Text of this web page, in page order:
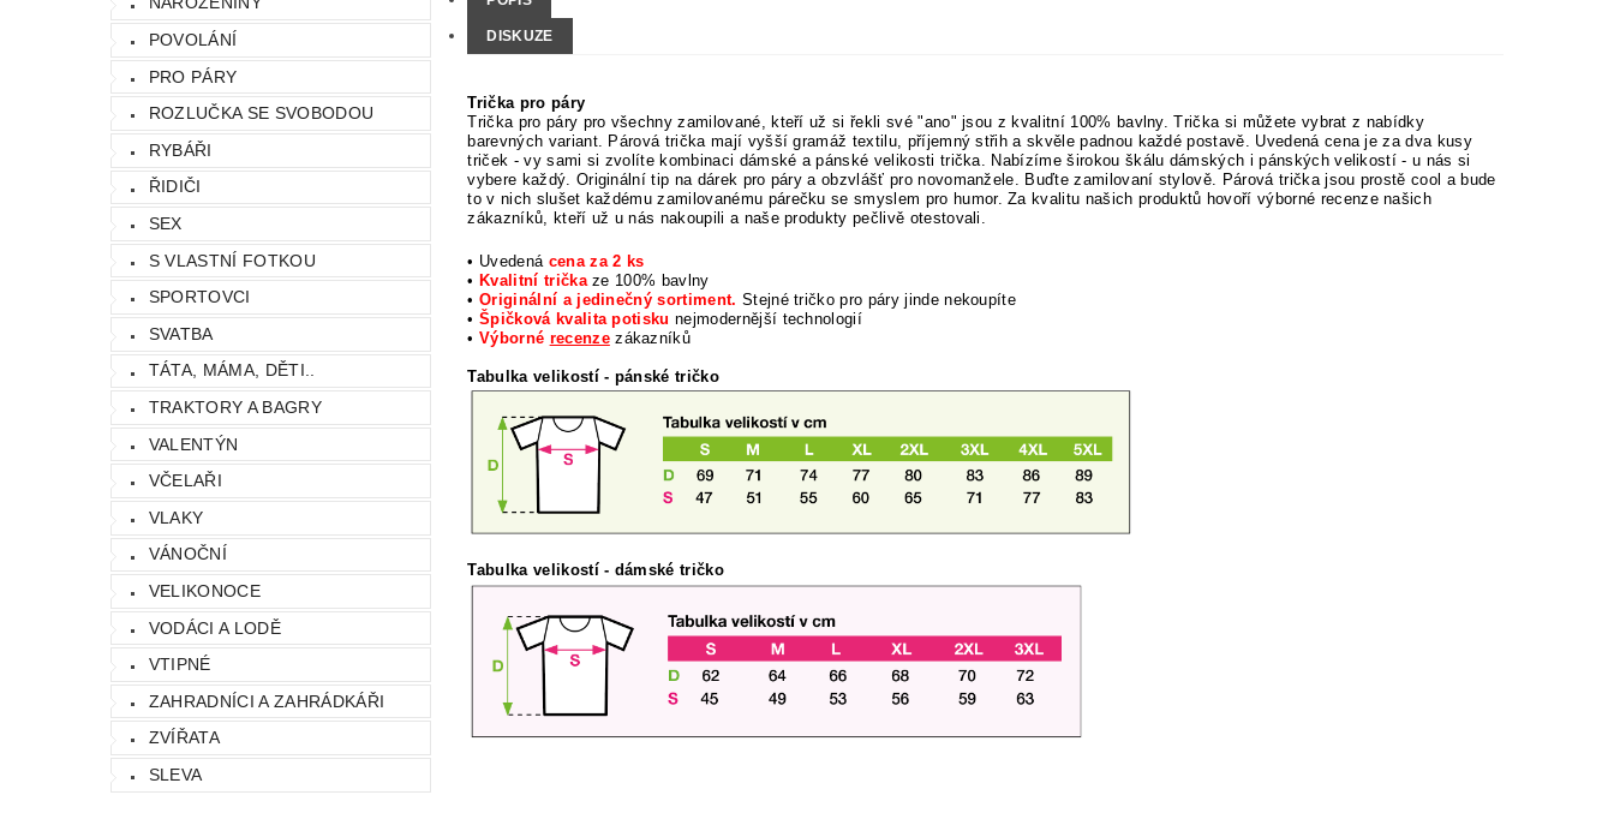
POVOLÁNÍ
PRO PÁRY
ROZLUČKA SE SVOBODOU
RYBÁŘI
ŘIDIČI
SEX
S VLASTNÍ FOTKOU
SPORTOVCI
SVATBA
TÁTA, MÁMA, DĚTI..
TRAKTORY A BAGRY
VALENTÝN
VČELAŘI
VLAKY
VÁNOČNÍ
VELIKONOCE
VODÁCI A LODĚ
VTIPNÉ
ZAHRADNÍCI A ZAHRÁDKÁŘI
ZVÍŘATA
SLEVA
DISKUZE
Trička pro páry
Trička pro páry pro všechny zamilované, kteří už si řekli své "ano" jsou z kvalitní 100% bavlny. Trička si můžete vybrat z nabídky
barevných variant. Párová trička mají vyšší gramáž textilu, příjemný střih a skvěle padnou každé postavě. Uvedená cena je za dva kusy
triček - vy sami si zvolíte kombinaci dámské a pánské velikosti trička. Nabízíme širokou škálu dámských i pánských velikostí - u nás si
vybere každý. Originální tip na dárek pro páry a obzvlášť pro novomanžele. Buďte zamilovaní stylově. Párová trička jsou prostě cool a bude
to v nich slušet každému zamilovanému párečku se smyslem pro humor. Za kvalitu našich produktů hovoří výborné recenze našich
zákazníků, kteří už u nás nakoupili a naše produkty pečlivě otestovali.
• Uvedená cena za 2 ks
•Kvalitní tričkaze 100% bavlny
•Originální a jedinečný sortiment. Stejné tričko pro páry jinde nekoupíte
•Špičková kvalita potisku nejmodernější technologií
•Výborné recenze zákazníků
Tabulka velikostí - pánské tričko
Tabulka velikostí - dámské tričko